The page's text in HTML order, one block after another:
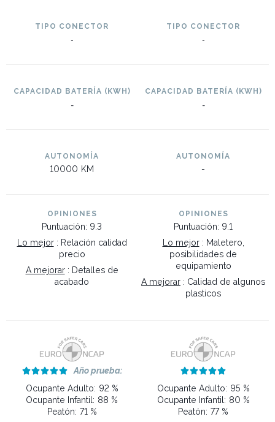
TIPO CONECTOR
-
CAPACIDAD BATERÍA (KWH)
-
AUTONOMÍA
10000 KM
OPINIONES
Puntuación: 9.3
Lo mejor: Relación calidad
precio
A mejorar: Detalles de
acabado

Año prueba:
Ocupante Adulto: 92 %
Ocupante Infantil: 88 %
Peatón: 71 %
TIPO CONECTOR
-
CAPACIDAD BATERÍA (KWH)
-
AUTONOMÍA
-
OPINIONES
Puntuación: 9.1
Lo mejor: Maletero,
posibilidades de
equipamiento
A mejorar : Calidad de algunos
plasticos

Ocupante Adulto: 95 %
Ocupante Infantil: 80 %
Peatón: 77 %